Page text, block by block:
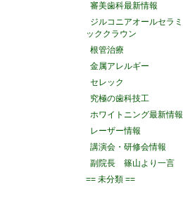
審美歯科最新情報
ジルコニアオールセラミ
ッククラウン
根管治療
金属アレルギー
セレック
究極の歯科技工
ホワイトニング最新情報
レーザー情報
講演会・研修会情報
副院長 篠山より一言
== 未分類 ==